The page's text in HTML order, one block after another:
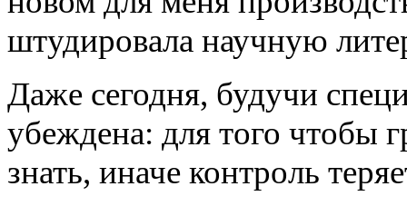
штудировала научную
Даже сегодня, будучи
убеждена: для того чтобы
знать, иначе контроль